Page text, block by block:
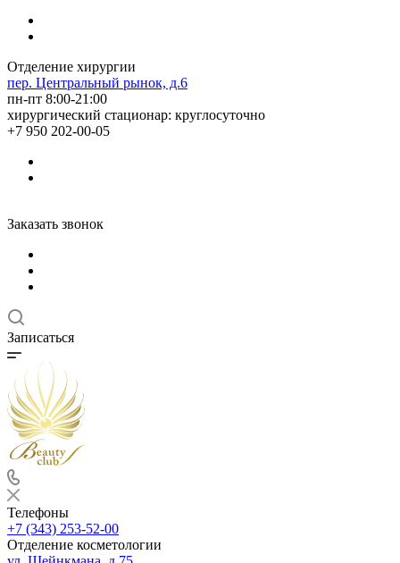
Отделение хирургии
пер. Центральный рынок, д.6
пн-пт 8:00-21:00
хирургический стационар: круглосуточно
+7 950 202-00-05
Заказать звонок
Записаться
Телефоны
+7 (343) 253-52-00
Отделение косметологии